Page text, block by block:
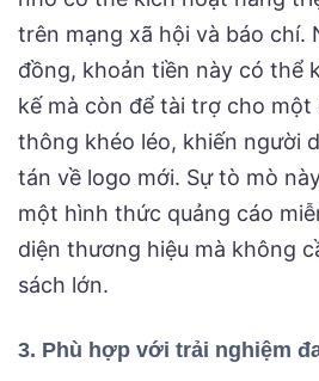
trên mạng xã hội và báo chí.
đồng, khoản tiền này có thể
kế mà còn để tài trợ cho
thông khéo léo, khiến người
tán về logo mới. Sự tò mò
một hình thức quảng cáo
diện thương hiệu mà không
sách lớn.
3. Phù hợp với trải nghiệm